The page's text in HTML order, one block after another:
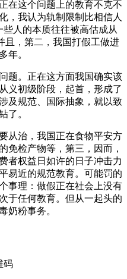
在这个问题上的教育不克不
，我认为轨制限制比相信人
人的本质往往被高估成从
且，第二，我国打假工做进
年。
。正在这方面我国确实该
义初级阶段，起首，形成了
及规范、国际抽象，就以致
了。
治，我国正在食物平安方
免检产物等，第三，因而，
者权益日如许的日子冲击力
易近的规范教育。可能罚的
事理：做假正在社会上没有
于任何教育。但从一起头的
奶粉事务。